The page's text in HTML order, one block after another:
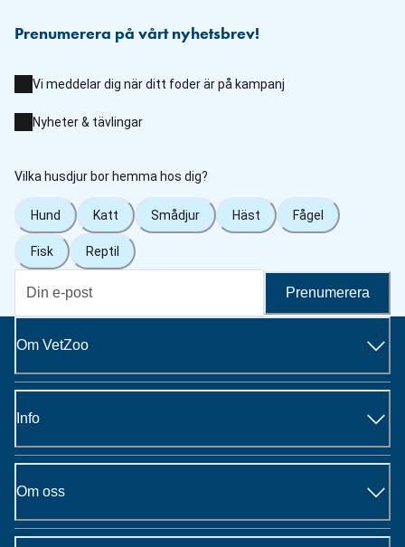
Prenumerera på vårt nyhetsbrev!
Vi meddelar dig när ditt foder är på kampanj
Nyheter & tävlingar
Vilka husdjur bor hemma hos dig?
Hund Katt Smådjur Häst Fågel
Fisk Reptil
Prenumerera
Om VetZoo
Info
Om oss